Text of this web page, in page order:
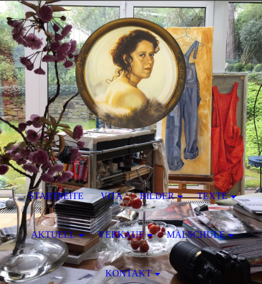
STARTSEITE VITA BILDER TEXTE
AKTUELL VERKAUF MALSCHULE
KONTAKT